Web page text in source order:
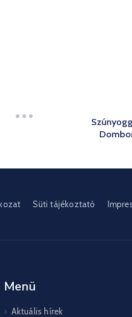
Süti tájékoztató
Menü
Aktuális hírek